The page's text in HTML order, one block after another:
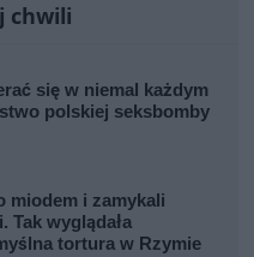
chwili
się w niemal każdym
polskiej seksbomby
miodem i zamykali
Tak wyglądała
tortura w Rzymie